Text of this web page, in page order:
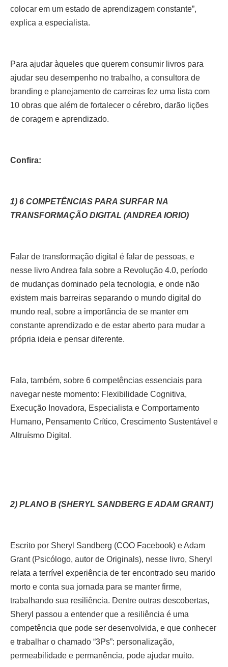
colocar em um estado de aprendizagem constante”,
explica a especialista.
Para ajudar àqueles que querem consumir livros para
ajudar seu desempenho no trabalho, a consultora de
branding e planejamento de carreiras fez uma lista com
10 obras que além de fortalecer o cérebro, darão lições
de coragem e aprendizado.
Confira:
1) 6 COMPETÊNCIAS PARA SURFAR NA
TRANSFORMAÇÃO DIGITAL (ANDREA IORIO)
Falar de transformação digital é falar de pessoas, e
nesse livro Andrea fala sobre a Revolução 4.0, período
de mudanças dominado pela tecnologia, e onde não
existem mais barreiras separando o mundo digital do
mundo real, sobre a importância de se manter em
constante aprendizado e de estar aberto para mudar a
própria ideia e pensar diferente.
Fala, também, sobre 6 competências essenciais para
navegar neste momento: Flexibilidade Cognitiva,
Execução Inovadora, Especialista e Comportamento
Humano, Pensamento Crítico, Crescimento Sustentável e
Altruísmo Digital.
2) PLANO B (SHERYL SANDBERG E ADAM GRANT)
Escrito por Sheryl Sandberg (COO Facebook) e Adam
Grant (Psicólogo, autor de Originals), nesse livro, Sheryl
relata a terrível experiência de ter encontrado seu marido
morto e conta sua jornada para se manter firme,
trabalhando sua resiliência. Dentre outras descobertas,
Sheryl passou a entender que a resiliência é uma
competência que pode ser desenvolvida, e que conhecer
e trabalhar o chamado “3Ps”: personalização,
permeabilidade e permanência, pode ajudar muito.